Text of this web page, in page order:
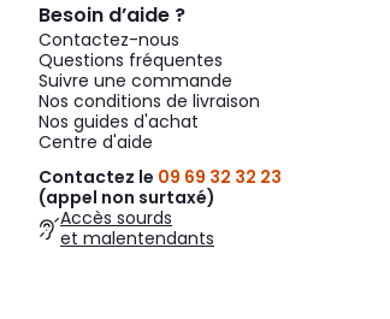
Besoin d’aide ?
Contactez-nous
Questions fréquentes
Suivre une commande
Nos conditions de livraison
Nos guides d'achat
Centre d'aide
Contactez le 09 69 32 32 23
(appel non surtaxé)
Accès sourds
et malentendants